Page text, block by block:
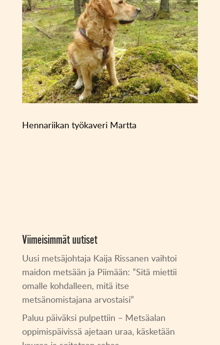
Hennariikan työkaveri Martta
Viimeisimmät uutiset
Uusi metsäjohtaja Kaija Rissanen vaihtoi
maidon metsään ja Piimään: ”Sitä miettii
omalle kohdalleen, mitä itse
metsänomistajana arvostaisi”
Paluu päiväksi pulpettiin – Metsäalan
oppimispäivissä ajetaan uraa, käsketään